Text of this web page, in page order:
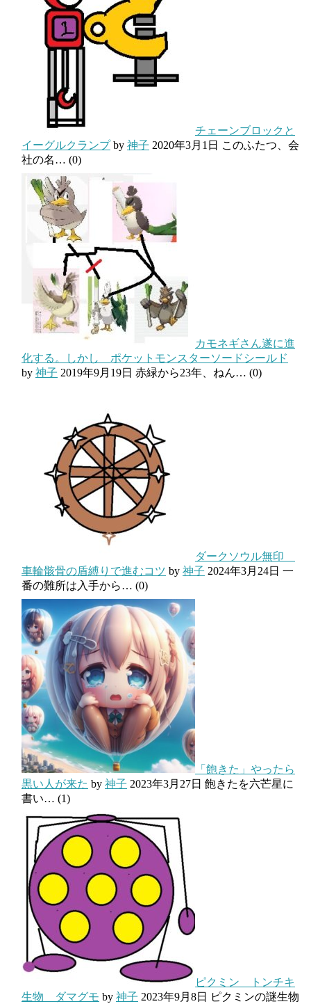
チェーンブロックと
イーグルクランプby 神子 2020年3月1日 このふたつ、会
社の名… (0)
カモネギさん遂に進
化する。しかし ポケットモンスターソードシールド
by 神子 2019年9月19日 赤緑から23年、ねん… (0)
ダークソウル無印
車輪骸骨の盾縛りで進むコツ by 神子 2024年3月24日 一
番の難所は入手から… (0)
「飽きた」やったら
黒い人が来た by 神子 2023年3月27日 飽きたを六芒星に
書い… (1)
ピクミン トンチキ
生物 ダマグモ by 神子 2023年9月8日
ピクミンの謎生物